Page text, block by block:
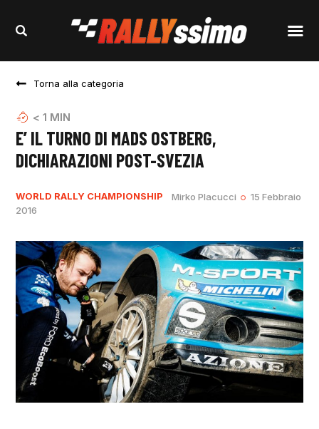
Torna alla categoria
< 1 MIN
E’ IL TURNO DI MADS OSTBERG,
DICHIARAZIONI POST-SVEZIA
WORLD RALLY CHAMPIONSHIP Mirko Placucci
15 Febbraio
2016